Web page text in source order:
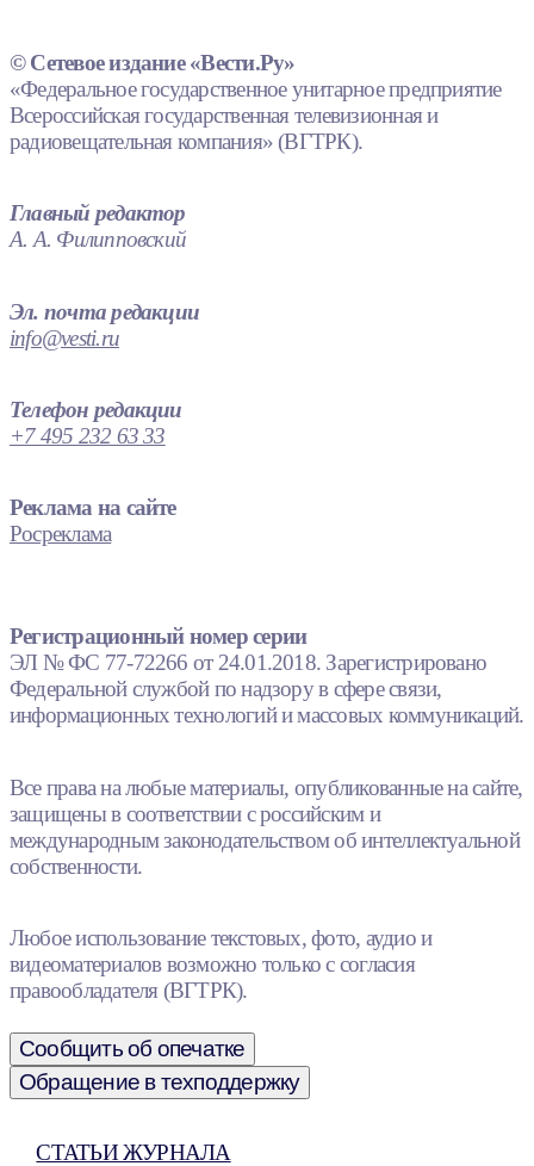
© Сетевое издание «Вести.Ру»
«Федеральное государственное унитарное предприятие
Всероссийская государственная телевизионная и
радиовещательная компания» (ВГТРК).
Главный редактор
А. А. Филипповский
Эл. почта редакции
info@vesti.ru
Телефон редакции
+7 495 232 63 33
Реклама на сайте
Росреклама
Регистрационный номер серии
ЭЛ № ФС 77-72266 от 24.01.2018. Зарегистрировано
Федеральной службой по надзору в сфере связи,
информационных технологий и массовых коммуникаций.
Все права на любые материалы, опубликованные на сайте,
защищены в соответствии с российским и
международным законодательством об интеллектуальной
собственности.
Любое использование текстовых, фото, аудио и
видеоматериалов возможно только с согласия
правообладателя (ВГТРК).
Сообщить об опечатке
Обращение в техподдержку
СТАТЬИ ЖУРНАЛА